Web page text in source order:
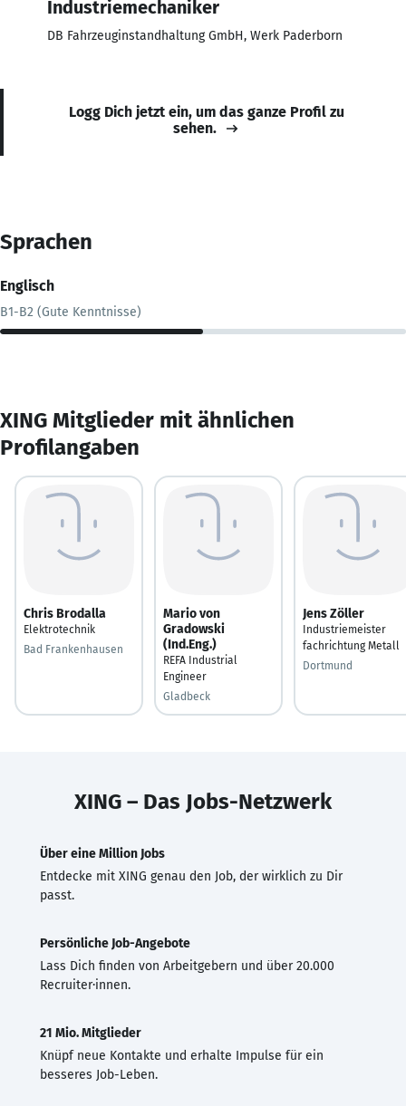
Industriemechaniker
DB Fahrzeuginstandhaltung GmbH, Werk Paderborn
Logg Dich jetzt ein, um das ganze Profil zu
sehen.
Sprachen
Englisch
B1-B2 (Gute Kenntnisse)
XING Mitglieder mit ähnlichen
Profilangaben
Chris Brodalla
Elektrotechnik
Bad Frankenhausen
Mario von
Gradowski
(Ind.Eng.)
REFA Industrial
Engineer
Gladbeck
Jens Zöller
Industriemeister
fachrichtung Metall
Dortmund
XING – Das Jobs-Netzwerk
Über eine Million Jobs
Entdecke mit XING genau den Job, der wirklich zu Dir
passt.
Persönliche Job-Angebote
Lass Dich finden von Arbeitgebern und über 20.000
Recruiter·innen.
21 Mio. Mitglieder
Knüpf neue Kontakte und erhalte Impulse für ein
besseres Job-Leben.